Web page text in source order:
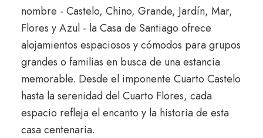
nombre - Castelo, Chino, Grande, Jardín, Mar,
Flores y Azul - la Casa de Santiago ofrece
alojamientos espaciosos y cómodos para grupos
grandes o familias en busca de una estancia
memorable. Desde el imponente Cuarto Castelo
hasta la serenidad del Cuarto Flores, cada
espacio refleja el encanto y la historia de esta
casa centenaria.